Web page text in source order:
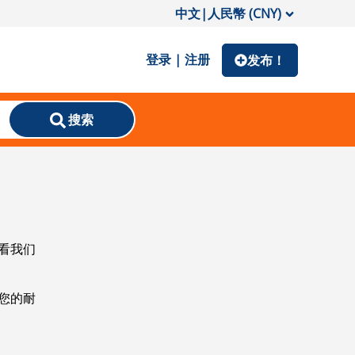
中文| 人民幣 (CNY)
登录 | 注册 发布！
搜索
我们
的耐